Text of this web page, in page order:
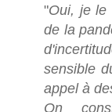
"Oui, je le
de la
sensible
appel à
On